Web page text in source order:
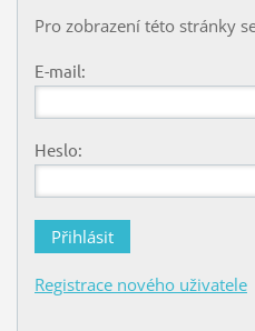
Pro zobrazení této stránky
E-mail:
Heslo:
Registrace nového uživatele